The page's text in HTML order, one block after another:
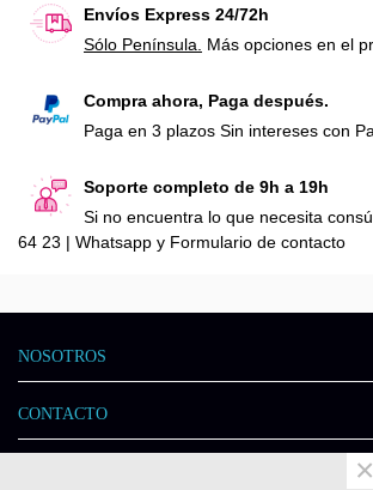
Envíos Express 24/72h
Sólo Península. Más opciones en el
Compra ahora, Paga después.
Paga en 3 plazos Sin intereses con
Soporte completo de 9h a 19h
Si no encuentra lo que necesita
64 23 | Whatsapp y Formulario de contacto
NOSOTROS
CONTACTO
×